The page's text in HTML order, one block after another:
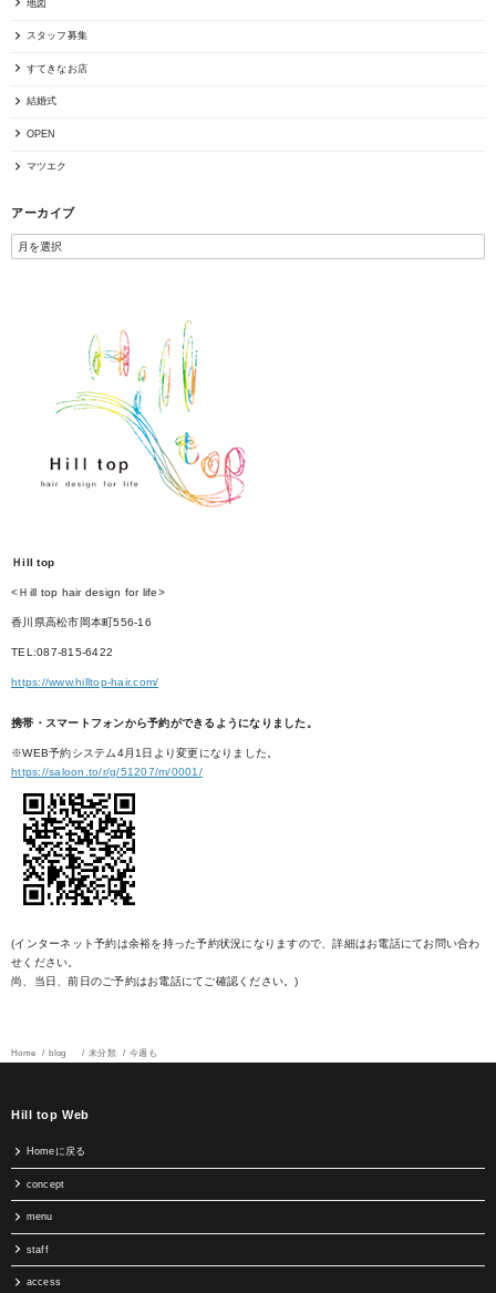
地図
スタッフ募集
すてきなお店
結婚式
OPEN
マツエク
アーカイブ
Ｈill top
<Ｈill top hair design for life>
香川県高松市岡本町556-16
TEL:087-815-6422
https://www.hilltop-hair.com/
携帯・スマートフォンから予約ができるようになりました。
※WEB予約システム4月1日より変更になりました。
https://saloon.to/r/g/51207/m/0001/
(インターネット予約は余裕を持った予約状況になりますので、詳細はお電話にてお問い合わ
せください。
尚、当日、前日のご予約はお電話にてご確認ください。)
Home blog 未分類 今週も
Hill top Web
Homeに戻る
concept
menu
staff
access